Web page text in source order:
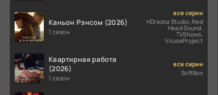
Каньон Рэнсом (2026)
1 сезон
все серии
HDrezka Studio, Red
Head Sound,
TVShows,
ViruseProject
Квартирная работа
(2026)
1 сезон
все серии
SoftBox